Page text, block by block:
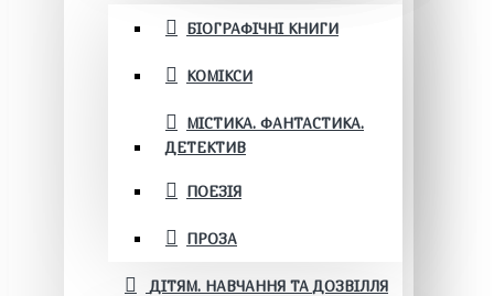
БІОГРАФІЧНІ КНИГИ
КОМІКСИ
МІСТИКА. ФАНТАСТИКА.
ДЕТЕКТИВ
ПОЕЗІЯ
ПРОЗА
ДІТЯМ. НАВЧАННЯ ТА ДОЗВІЛЛЯ